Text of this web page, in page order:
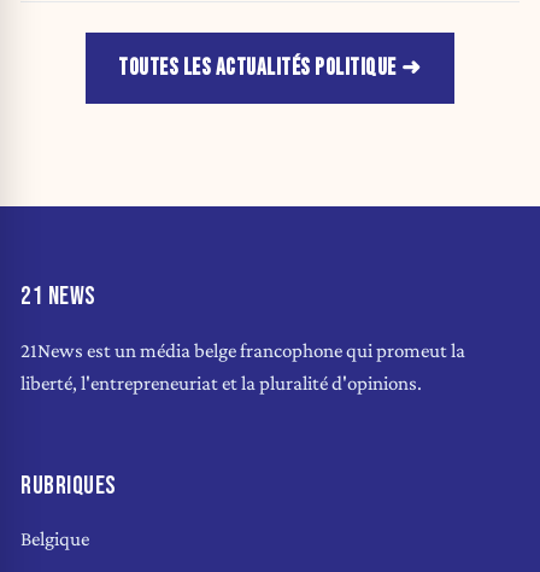
TOUTES LES ACTUALITÉS POLITIQUE
21 NEWS
21News est un média belge francophone qui promeut la
liberté, l'entrepreneuriat et la pluralité d'opinions.
RUBRIQUES
Belgique